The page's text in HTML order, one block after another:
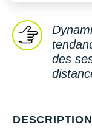
des
DESCRIPTION
PAR MARQUES
+ Voir tous les
Nike
NNormal
Orca